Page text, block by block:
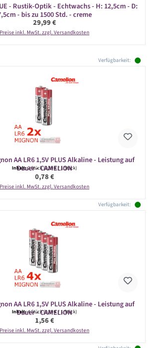
- Rustik-Optik - Echtwachs - H: 12,5cm - D:
- bis zu 1500 Std. - creme
Regulärer Preis:
29,99 €
Preise inkl. MwSt. zzgl. Versandkosten
Verfügbarkeit:
AA LR6 1,5V PLUS Alkaline - Leistung auf
Dauer - CAMELION
Inhalt:2 Stück(0,39 € / 1 Stück)
Regulärer Preis:
0,78 €
Preise inkl. MwSt. zzgl. Versandkosten
Verfügbarkeit:
AA LR6 1,5V PLUS Alkaline - Leistung auf
Dauer - CAMELION
Inhalt:4 Stück(0,39 € / 1 Stück)
Regulärer Preis:
1,56 €
Preise inkl. MwSt. zzgl. Versandkosten